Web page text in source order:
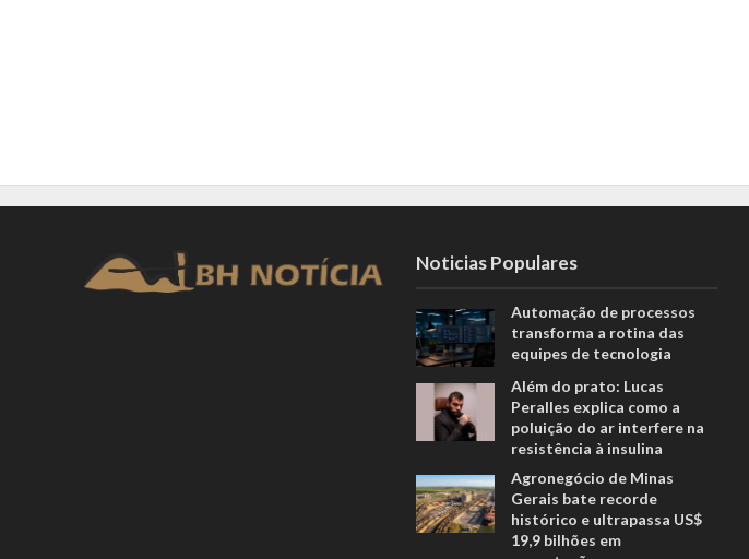
Noticias Populares
Automação de processos
transforma a rotina das
equipes de tecnologia
Além do prato: Lucas
Peralles explica como a
poluição do ar interfere na
resistência à insulina
Agronegócio de Minas
Gerais bate recorde
histórico e ultrapassa US$
19,9 bilhões em